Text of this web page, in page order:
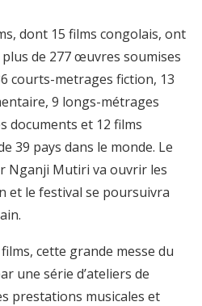
dont 15 films congolais, ont
de 277 œuvres soumises
courts-metrages fiction, 13
9 longs-métrages
documents et 12 films
39 pays dans le monde. Le
Nganji Mutiri va ouvrir les
et le festival se poursuivra
cette grande messe du
une série d’ateliers de
prestations musicales et